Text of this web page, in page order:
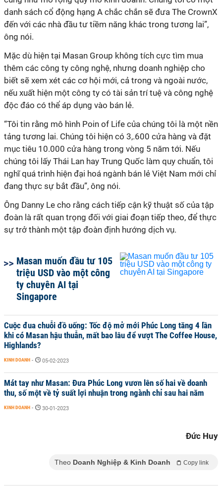
danh sách cổ động hạng A chắc chắn sẽ đưa The CrownX
đến với các nhà đầu tư tiềm năng khác trong tương lai”,
ông nói.
Mặc dù hiện tại Masan Group không tích cực tìm mua
thêm các công ty công nghệ, nhưng doanh nghiệp cho
biết sẽ xem xét các cơ hội mới, cả trong và ngoài nước,
nếu xuất hiện một công ty có tài sản trí tuệ và công nghệ
độc đáo có thể áp dụng vào bán lẻ.
“Tôi tin rằng mô hình Poin of Life của chúng tôi là một nền
tảng tương lai. Chúng tôi hiện có 3,.600 cửa hàng và đặt
mục tiêu 10.000 cửa hàng trong vòng 5 năm tới. Nếu
chúng tôi lấy Thái Lan hay Trung Quốc làm quy chuẩn, tôi
nghĩ quá trình hiện đại hoá ngành bán lẻ Việt Nam mới chỉ
đang thực sự bắt đầu”, ông nói.
Ông Danny Le cho rằng cách tiếp cận kỹ thuật số của tập
đoàn là rất quan trọng đối với giai đoạn tiếp theo, để thực
sự trở thành một tập đoàn định hướng dịch vụ.
Masan muốn đầu tư 105
triệu USD vào một công
ty chuyên AI tại
Singapore
Cuộc đua chuỗi đồ uống: Tốc độ mở mới Phúc Long tăng 4 lần
khi có Masan hậu thuẫn, mất bao lâu để vượt The Coffee House,
Highlands?
KINH DOANH - 05-02-2023
Mát tay như Masan: Đưa Phúc Long vươn lên số hai về doanh
thu, số một về tỷ suất lợi nhuận trong ngành chỉ sau hai năm
KINH DOANH - 30-01-2023
Đức Huy
Theo Doanh Nghiệp & Kinh Doanh Copy link